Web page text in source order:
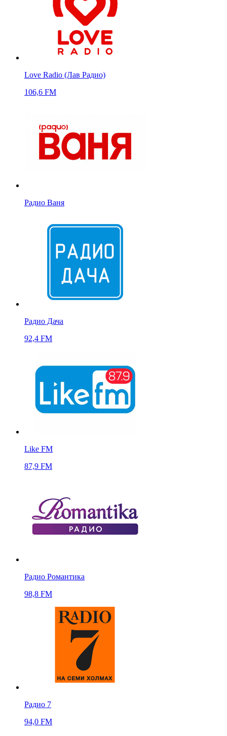
Love Radio (Лав Радио)
106,6 FM
Радио Ваня
Радио Дача
92,4 FM
Like FM
87,9 FM
Радио Романтика
98,8 FM
Радио 7
94,0 FM